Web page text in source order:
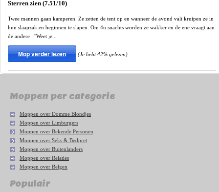
Sterren zien (7.51/10)
Twee mannen gaan kamperen. Ze zetten de tent op en wanneer de avond valt kruipen ze in
hun slaapzak en beginnen te slapen. Om 4u snachts worden ze wakker en de ene vraagt aan
de andere : "Weet je...
Mop verder lezen (Je hebt 42% gelezen)
Moppen per categorie
Moppen over Domme Blondjes
Moppen over Limburgers
Moppen over Bekende Personen
Moppen over Seks & Bedpret
Moppen over Buitenlanders
Moppen over Relaties
Moppen over Belgen
Populair